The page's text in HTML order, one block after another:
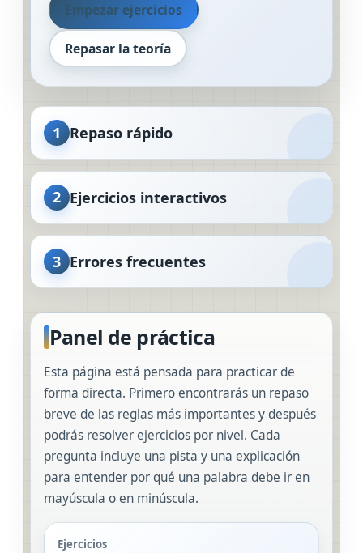
Empezar ejercicios
Repasar la teoría
1 Repaso rápido
2 Ejercicios interactivos
3 Errores frecuentes
Panel de práctica
Esta página está pensada para practicar de
forma directa. Primero encontrarás un repaso
breve de las reglas más importantes y después
podrás resolver ejercicios por nivel. Cada
pregunta incluye una pista y una explicación
para entender por qué una palabra debe ir en
mayúscula o en minúscula.
Ejercicios